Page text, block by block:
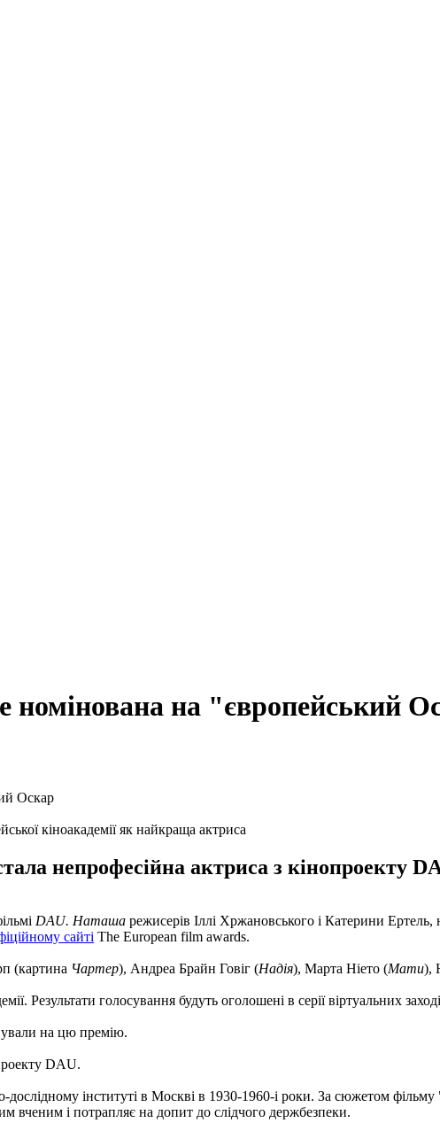
номінована на "європейський
кіноакадемії як найкраща актриса
непрофесійна актриса з кінопроекту
DAU. Наташа режисерів Іллі Хржановського і Катерини
сайті The European film awards.
(картина Чартер), Андреа Брайн Говіг (Надія), Марта Ніето (Мати),
Результати голосування будуть оголошені в серії віртуальних
на цю премію.
DAU.
дослідному інституті в Москві в 1930-1960-і роки. За сюжетом
вченим і потрапляє на допит до слідчого держбезпеки.